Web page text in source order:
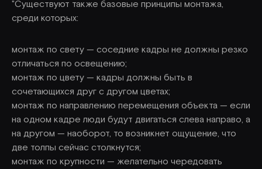
"Существуют также базовые принципы монтажа,
среди которых:
монтаж по свету — соседние кадры не должны резко
отличаться по освещению;
монтаж по цвету — кадры должны быть в
сочетающихся друг с другом цветах;
монтаж по направлению перемещения объекта — если
на одном кадре люди будут двигаться слева направо, а
на другом — наоборот, то возникнет ощущение, что
две толпы сейчас столкнутся;
монтаж по крупности — желательно чередовать